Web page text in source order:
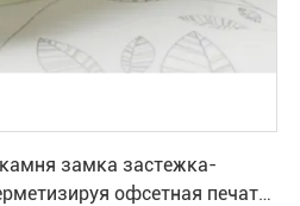
замка застежка-
офсетная печать